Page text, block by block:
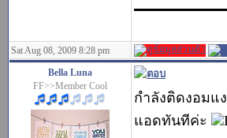
Sat Aug 08, 2009 8:28 pm
Bella Luna
FF>>Member Cool
กำลังติดงอมแง
แอดทันทีค่ะ